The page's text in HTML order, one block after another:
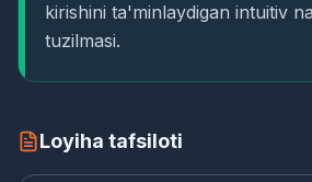
kirishini ta'minlaydigan intuitiv
tuzilmasi.
Loyiha tafsiloti